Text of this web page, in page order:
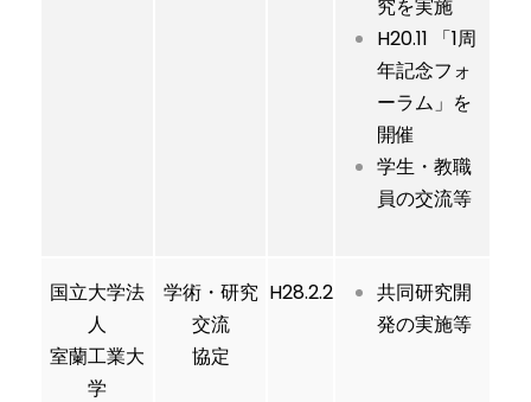
究を実施
H20.11 「1周
年記念フォ
ーラム」を
開催
学生・教職
員の交流等
国立大学法
人
室蘭工業大
学
学術・研究
交流
協定
H28.2.2
共同研究開
発の実施等